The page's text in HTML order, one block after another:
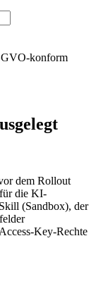
konform
dem Rollout
die KI-
(Sandbox), der
Key-Rechte